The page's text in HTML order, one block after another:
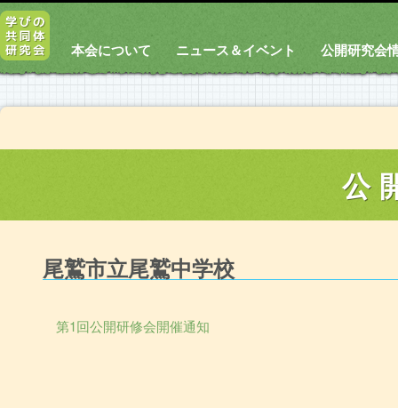
本会について ニュース＆イベント 公開研究会
公
尾鷲市立尾鷲中学校
第1回公開研修会開催通知